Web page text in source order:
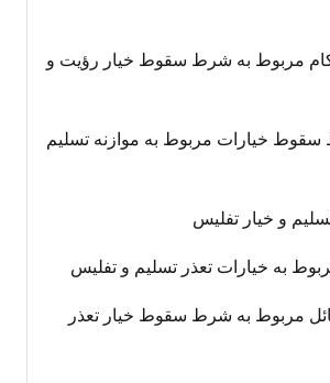
مربوط به شرط سقوط خیار رؤیت و
سقوط خیارات مربوط به موازنه تسلیم
و خیار تفلیس
به خیارات تعذر تسلیم و تفلیس
مربوط به شرط سقوط خیار تعذر